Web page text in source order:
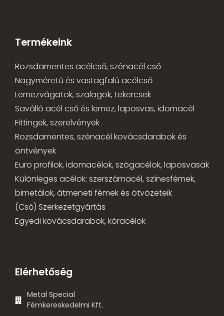
Termékeink
Rozsdamentes acélcső, szénacél cső
Nagyméretű és vastagfalú acélcső
Lemezvágatok, szalagok, tekercsek
Saválló acél cső és lemez, laposvas, idomacél
Fittingek, szerelvények
Rozsdamentes, szénacél kovácsdarabok és
öntvények
Euro profilok, idomacélok, szögacélok, laposvasak
Különleges acélok: szerszámacél, színesfémek,
bimetálok, átmeneti fémek és ötvözeteik
(Cső) Szerkezetgyártás
Egyedi kovácsdarabok, köracélok
Elérhetőség
Metal Special
Fémkereskedelmi Kft.